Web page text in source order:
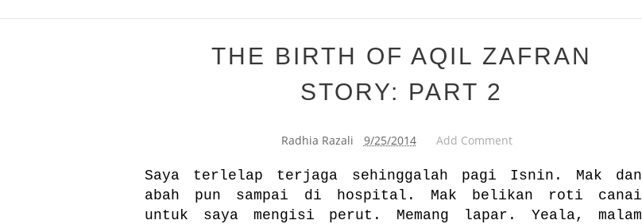
THE BIRTH OF AQIL ZAFRAN
STORY: PART 2
Radhia Razali 9/25/2014 Add Comment
Saya terlelap terjaga sehinggalah pagi Isnin. Mak dan
abah pun sampai di hospital. Mak belikan roti canai
untuk saya mengisi perut. Memang lapar. Yeala, malam